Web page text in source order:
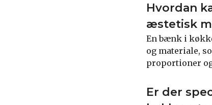
Hvordan
æstetisk
En bænk i
og materiale,
proportioner
Er der